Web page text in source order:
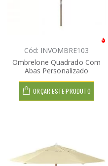
Cód: INVOMBRE103
Ombrelone Quadrado Com
Abas Personalizado
ORÇAR ESTE PRODUTO